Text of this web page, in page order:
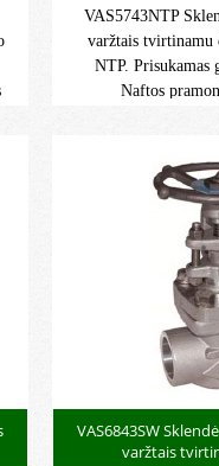
VAS5743NTP
varžtais tvirtinamu
NTP. Prisukamas
Naftos
-
VAS6843SW
varžtais